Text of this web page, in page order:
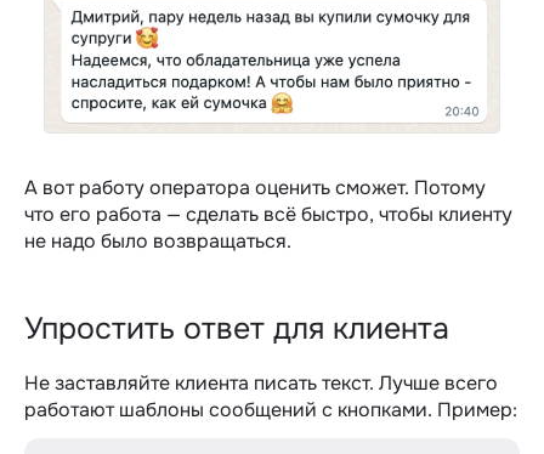
А вот работу оператора оценить сможет. Потому
что его работа — сделать всё быстро, чтобы клиенту
не надо было возвращаться.
Упростить ответ для клиента
Не заставляйте клиента писать текст. Лучше всего
работают шаблоны сообщений с кнопками. Пример: